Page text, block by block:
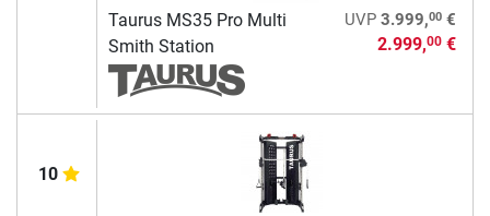
Taurus MS35 Pro Multi
Smith Station
UVP 3.999,00€
2.999,00€
10